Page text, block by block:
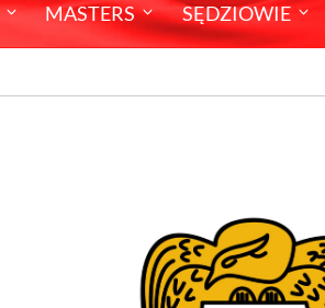
MASTERS SĘDZIOWIE